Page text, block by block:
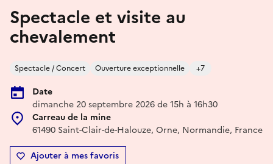
Spectacle et visite au
chevalement
Spectacle / Concert Ouverture exceptionnelle +7
Date
dimanche 20 septembre 2026 de 15h à 16h30
Carreau de la mine
61490 Saint-Clair-de-Halouze, Orne, Normandie, France
Ajouter à mes favoris